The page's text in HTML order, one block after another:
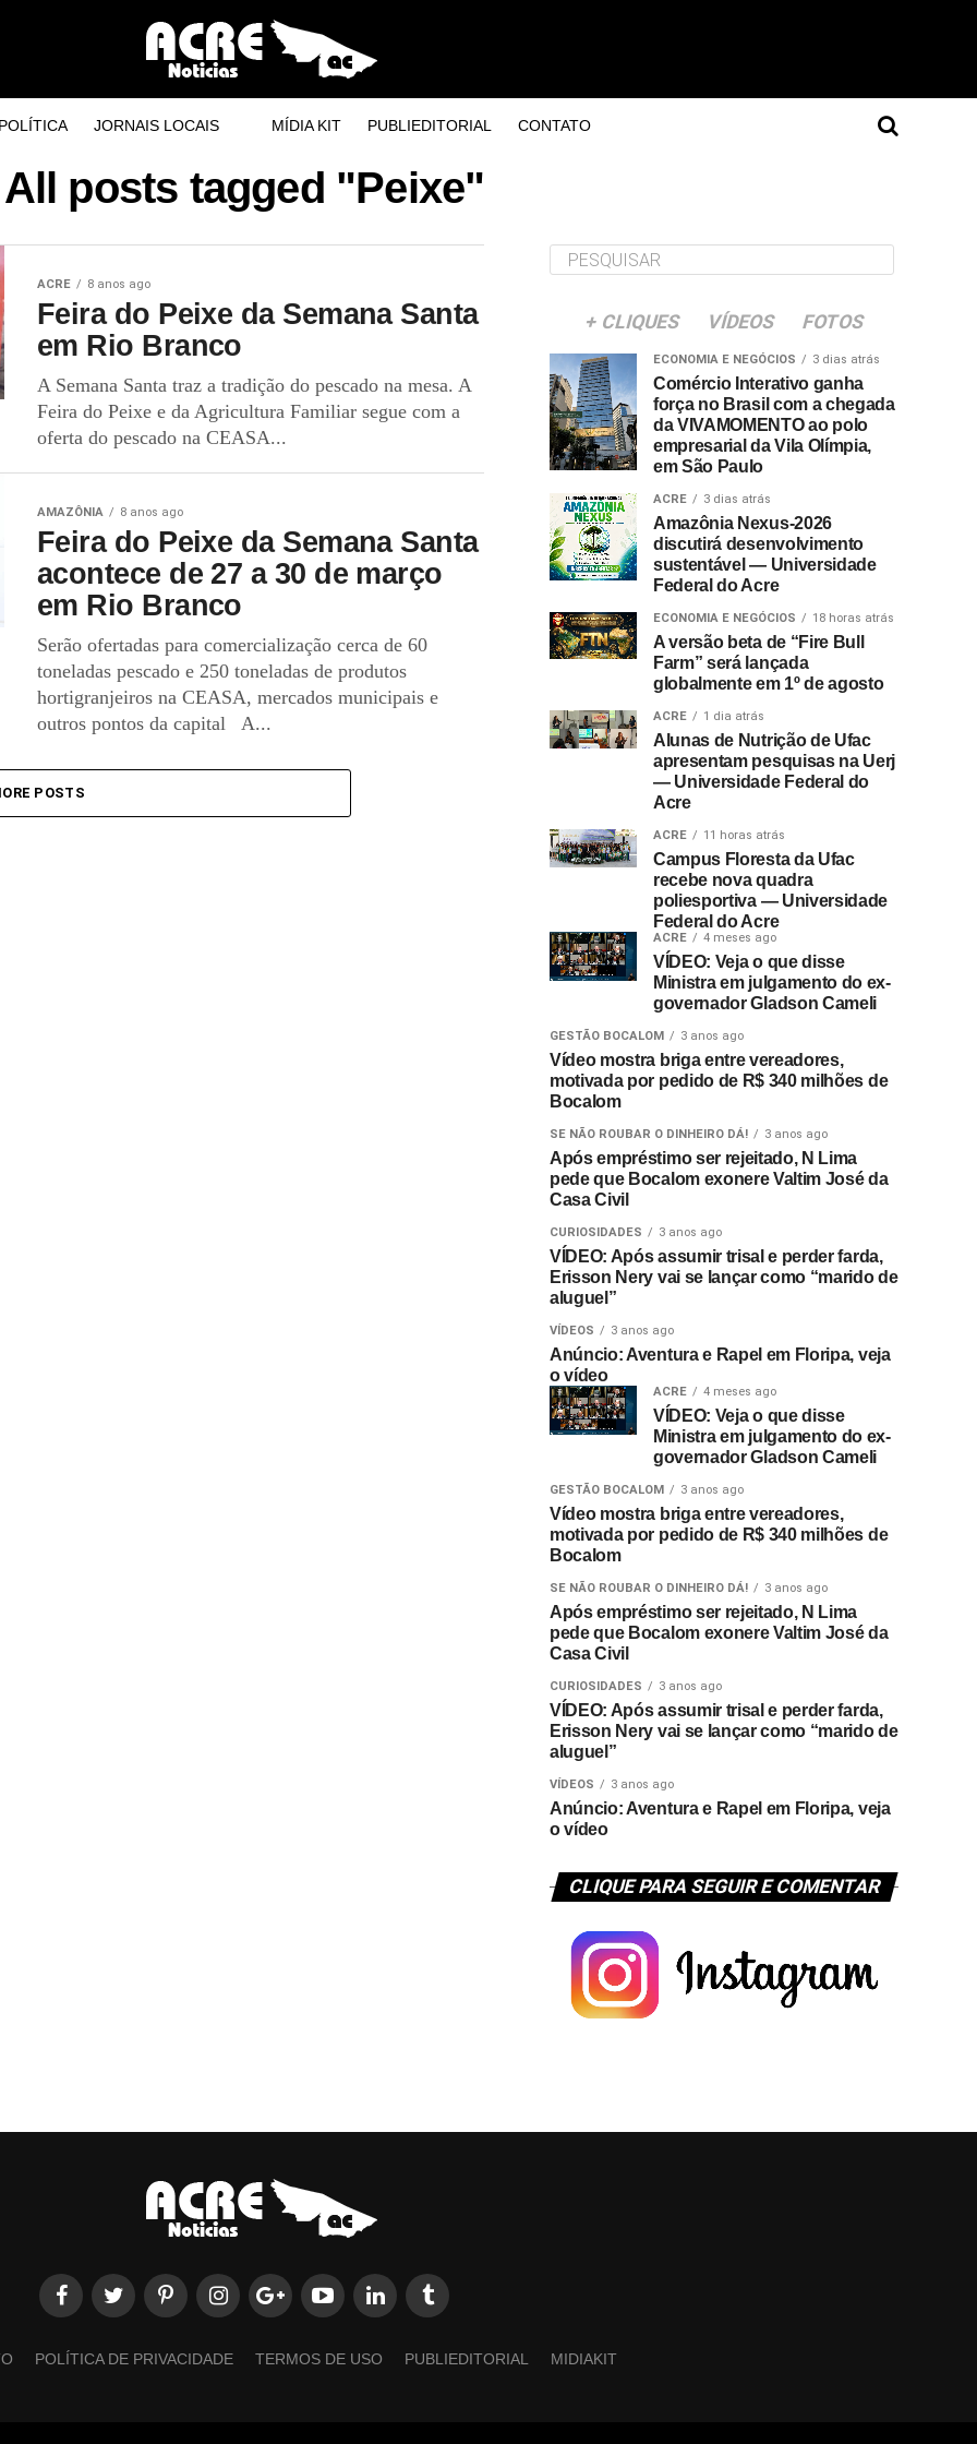
JORNAIS LOCAIS MÍDIA KIT PUBLIEDITORIAL CONTATO
All posts tagged "Peixe"
ACRE 8 anos ago
Feira do Peixe da Semana Santa
em Rio Branco
A Semana Santa traz a tradição do pescado na mesa. A
Feira do Peixe e da Agricultura Familiar segue com a
oferta do pescado na CEASA...
AMAZÔNIA 8 anos ago
Feira do Peixe da Semana Santa
acontece de 27 a 30 de março
em Rio Branco
Serão ofertadas para comercialização cerca de 60
toneladas pescado e 250 toneladas de produtos
hortigranjeiros na CEASA, mercados municipais e
outros pontos da capital A...
POSTS
+ CLIQUES VÍDEOS FOTOS
ECONOMIA E NEGÓCIOS 3 dias atrás
Comércio Interativo ganha
força no Brasil com a chegada
da VIVAMOMENTO ao polo
empresarial da Vila Olímpia,
em São Paulo
ACRE 3 dias atrás
Amazônia Nexus-2026
discutirá desenvolvimento
sustentável — Universidade
Federal do Acre
ECONOMIA E NEGÓCIOS 18 horas atrás
A versão beta de “Fire Bull
Farm” será lançada
globalmente em 1º de agosto
ACRE 1 dia atrás
Alunas de Nutrição de Ufac
apresentam pesquisas na Uerj
— Universidade Federal do
Acre
ACRE 11 horas atrás
Campus Floresta da Ufac
recebe nova quadra
poliesportiva — Universidade
Federal do Acre
ACRE 4 meses ago
VÍDEO: Veja o que disse
Ministra em julgamento do ex-
governador Gladson Cameli
GESTÃO BOCALOM 3 anos ago
Vídeo mostra briga entre vereadores,
motivada por pedido de R$ 340 milhões de
Bocalom
SE NÃO ROUBAR O DINHEIRO DÁ! 3 anos ago
Após empréstimo ser rejeitado, N Lima
pede que Bocalom exonere Valtim José da
Casa Civil
CURIOSIDADES 3 anos ago
VÍDEO: Após assumir trisal e perder farda,
Erisson Nery vai se lançar como “marido de
aluguel”
VÍDEOS 3 anos ago
Anúncio: Aventura e Rapel em Floripa, veja
o vídeo
ACRE 4 meses ago
VÍDEO: Veja o que disse
Ministra em julgamento do ex-
governador Gladson Cameli
GESTÃO BOCALOM 3 anos ago
Vídeo mostra briga entre vereadores,
motivada por pedido de R$ 340 milhões de
Bocalom
SE NÃO ROUBAR O DINHEIRO DÁ! 3 anos ago
Após empréstimo ser rejeitado, N Lima
pede que Bocalom exonere Valtim José da
Casa Civil
CURIOSIDADES 3 anos ago
VÍDEO: Após assumir trisal e perder farda,
Erisson Nery vai se lançar como “marido de
aluguel”
VÍDEOS 3 anos ago
Anúncio: Aventura e Rapel em Floripa, veja
o vídeo
CLIQUE PARA SEGUIR E COMENTAR
POLÍTICA DE PRIVACIDADE TERMOS DE USO PUBLIEDITORIAL MIDIAKIT